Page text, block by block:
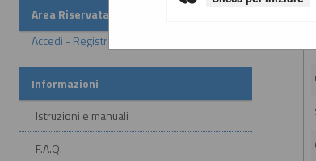
Area Riservata
Accedi - Registrati
Informazioni
Istruzioni e manuali
F.A.Q.